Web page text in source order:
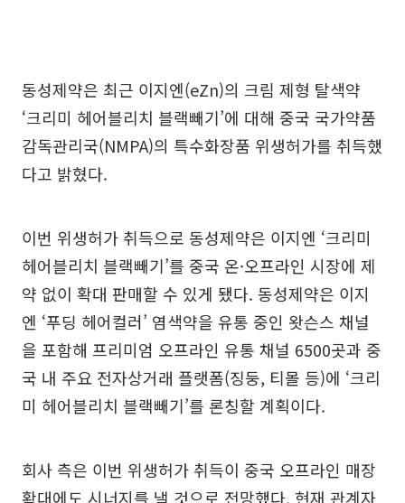
동성제약은 최근 이지엔(eZn)의 크림 제형 탈색약
‘크리미 헤어블리치 블랙빼기’에 대해 중국 국가약품
감독관리국(NMPA)의 특수화장품 위생허가를 취득했
다고 밝혔다.
이번 위생허가 취득으로 동성제약은 이지엔 ‘크리미
헤어블리치 블랙빼기’를 중국 온·오프라인 시장에 제
약 없이 확대 판매할 수 있게 됐다. 동성제약은 이지
엔 ‘푸딩 헤어컬러’ 염색약을 유통 중인 왓슨스 채널
을 포함해 프리미엄 오프라인 유통 채널 6500곳과 중
국 내 주요 전자상거래 플랫폼(징둥, 티몰 등)에 ‘크리
미 헤어블리치 블랙빼기’를 론칭할 계획이다.
회사 측은 이번 위생허가 취득이 중국 오프라인 매장
확대에도 시너지를 낼 것으로 전망했다. 현재 관계자